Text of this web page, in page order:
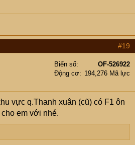
#19
Biển số
OF-526922
Động cơ
194,276 Mã lực
vực q.Thanh xuân (cũ) có F1 ôn
em với nhé.